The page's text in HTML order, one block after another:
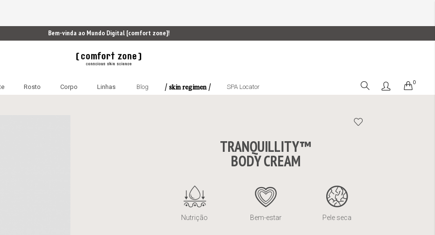
Bem-vinda ao Mundo Digital [comfort zone]!
Rosto Corpo Linhas Blog / skin regimen / SPA Locator Cart
0
TRANQUILLITY™
BODY CREAM
Nutrição Bem-estar Pele seca